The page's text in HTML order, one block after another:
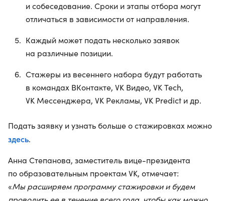
и собеседование. Сроки и этапы отбора могут
отличаться в зависимости от направления.
Каждый может подать несколько заявок
на различные позиции.
Стажеры из весеннего набора будут работать
в командах ВКонтакте, VK Видео, VK Tech,
VK Мессенджера, VK Рекламы, VK Predict и др.
Подать заявку и узнать больше о стажировках можно
здесь.
Анна Степанова, заместитель вице-президента
по образовательным проектам VK, отмечает:
«Мы расширяем программу стажировки и будем